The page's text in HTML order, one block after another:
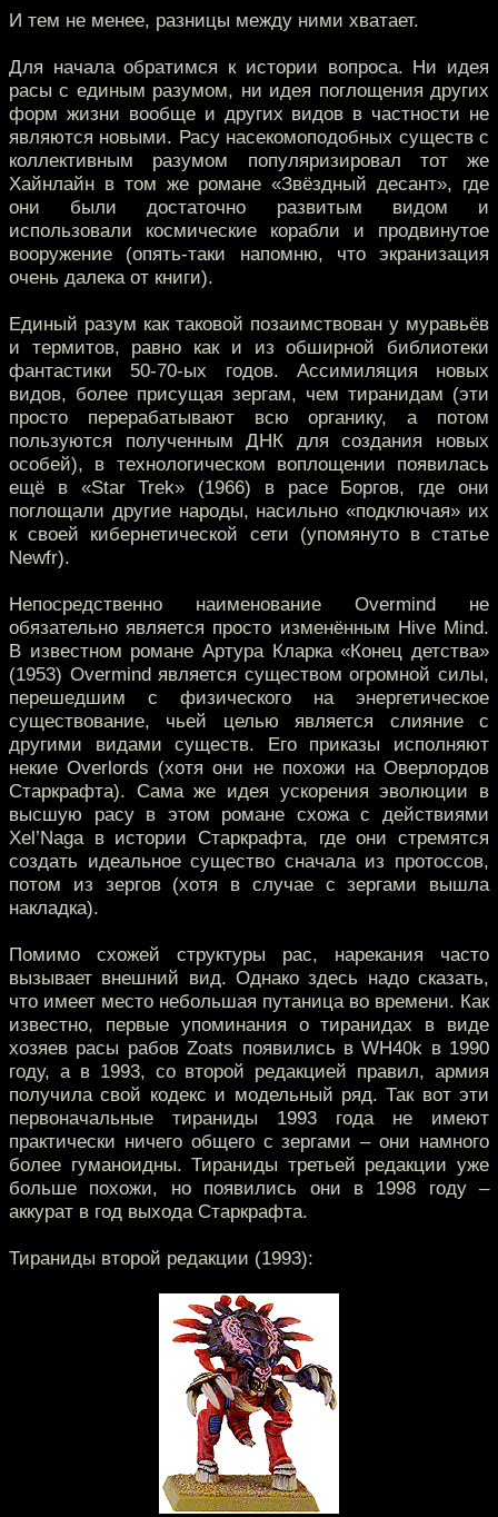
И тем не менее, разницы между ними хватает.
Для начала обратимся к истории вопроса. Ни идея
расы с единым разумом, ни идея поглощения других
форм жизни вообще и других видов в частности не
являются новыми. Расу насекомоподобных существ с
коллективным разумом популяризировал тот же
Хайнлайн в том же романе «Звёздный десант», где
они были достаточно развитым видом и
использовали космические корабли и продвинутое
вооружение (опять-таки напомню, что экранизация
очень далека от книги).
Единый разум как таковой позаимствован у муравьёв
и термитов, равно как и из обширной библиотеки
фантастики 50-70-ых годов. Ассимиляция новых
видов, более присущая зергам, чем тиранидам (эти
просто перерабатывают всю органику, а потом
пользуются полученным ДНК для создания новых
особей), в технологическом воплощении появилась
ещё в «Star Trek» (1966) в расе Боргов, где они
поглощали другие народы, насильно «подключая» их
к своей кибернетической сети (упомянуто в статье
Newfr).
Непосредственно наименование Overmind не
обязательно является просто изменённым Hive Mind.
В известном романе Артура Кларка «Конец детства»
(1953) Overmind является существом огромной силы,
перешедшим с физического на энергетическое
существование, чьей целью является слияние с
другими видами существ. Его приказы исполняют
некие Overlords (хотя они не похожи на Оверлордов
Старкрафта). Сама же идея ускорения эволюции в
высшую расу в этом романе схожа с действиями
Xel’Naga в истории Старкрафта, где они стремятся
создать идеальное существо сначала из протоссов,
потом из зергов (хотя в случае с зергами вышла
накладка).
Помимо схожей структуры рас, нарекания часто
вызывает внешний вид. Однако здесь надо сказать,
что имеет место небольшая путаница во времени. Как
известно, первые упоминания о тиранидах в виде
хозяев расы рабов Zoats появились в WH40k в 1990
году, а в 1993, со второй редакцией правил, армия
получила свой кодекс и модельный ряд. Так вот эти
первоначальные тираниды 1993 года не имеют
практически ничего общего с зергами – они намного
более гуманоидны. Тираниды третьей редакции уже
больше похожи, но появились они в 1998 году –
аккурат в год выхода Старкрафта.
Тираниды второй редакции (1993):